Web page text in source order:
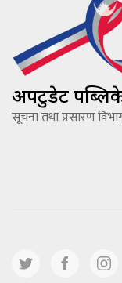
अपटुडेट
सूचना तथा प्रसारण